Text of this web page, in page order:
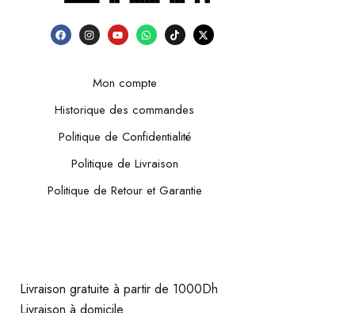
Mon compte
Historique des commandes
Politique de Confidentialité
Politique de Livraison
Politique de Retour et Garantie
Livraison gratuite à partir de 1000Dh